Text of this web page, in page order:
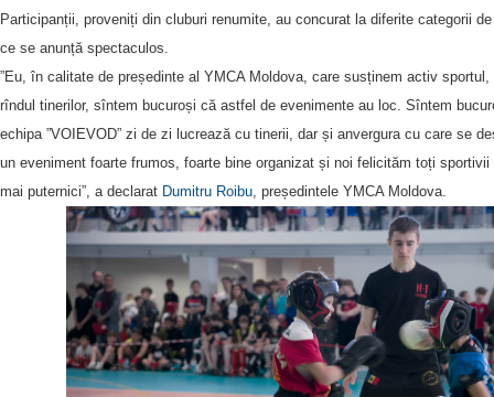
Participanții, proveniți din cluburi renumite, au concurat la diferite categorii
ce se anunță spectaculos.
”Eu, în calitate de președinte al YMCA Moldova, care susținem activ
rîndul tinerilor, sîntem bucuroși că astfel de evenimente au loc. Sîntem
echipa ”VOIEVOD” zi de zi lucrează cu tinerii, dar și anvergura cu care se
un eveniment foarte frumos, foarte bine organizat și noi felicităm toți
mai puternici”, a declarat Dumitru Roibu, președintele YMCA Moldova.